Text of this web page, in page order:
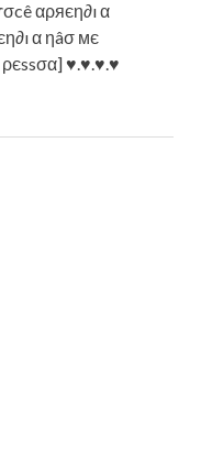
αρяєη∂ı α
α ηâσ мє
ρєssσα] ♥.♥.♥.♥